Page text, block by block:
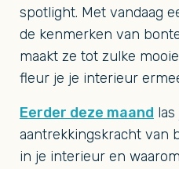
spotlight. Met vandaag
de kenmerken van
maakt ze tot zulke
fleur je je interieur
Eerder deze maand
aantrekkingskracht van
in je interieur en